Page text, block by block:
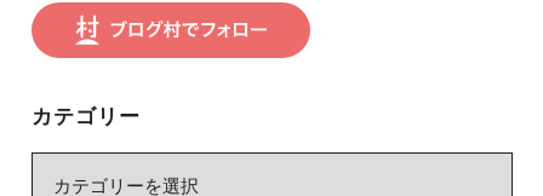
カテゴリー